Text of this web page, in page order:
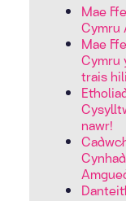
Mae
Cymru
Mae
Cymru
trais
nawr!